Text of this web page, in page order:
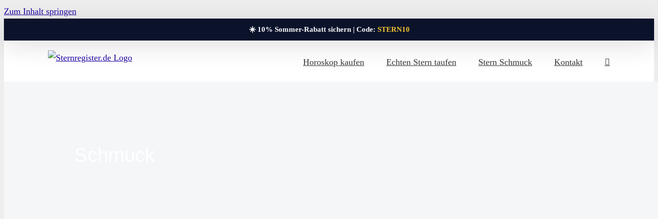
Zum Inhalt springen
☀️ 10% Sommer-Rabatt sichern | Code: STERN10
Horoskop kaufen Echten Stern taufen Stern Schmuck Kontakt